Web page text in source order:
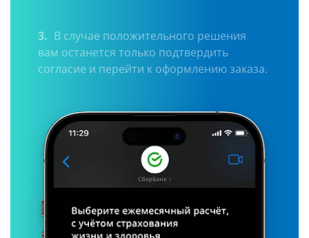
3. В случае положительного решения
вам останется только подтвердить
согласие и перейти к оформлению заказа.